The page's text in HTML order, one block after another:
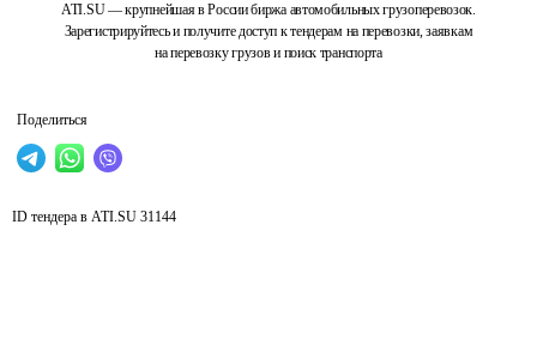
ATI.SU — крупнейшая в России биржа автомобильных грузоперевозок.
Зарегистрируйтесь и получите доступ к тендерам на перевозки, заявкам
на перевозку грузов и поиск транспорта
Поделиться
ID тендера в ATI.SU 31144